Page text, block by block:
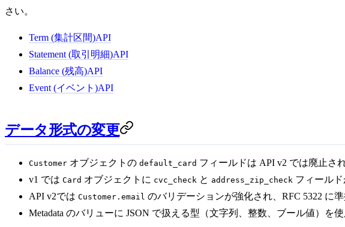
さい。
Term (集計区間)API
Statement (取引明細)API
Balance (残高)API
Event (イベント)API
データ形式の変更
Customer オブジェクトの default_card フィールドは API v2 では廃止さ
v1 では Card オブジェクトに cvc_check と address_zip_check フィール
API v2では Customer.email のバリデーションが強化され、RFC 5322 に
Metadata のバリューに JSON で扱える型（文字列、整数、ブール値）を